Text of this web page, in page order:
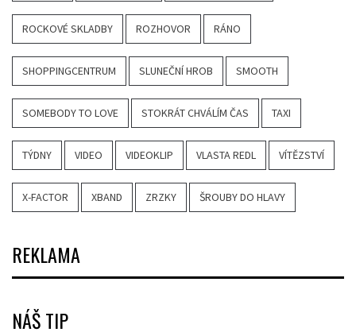
ROCKOVÉ SKLADBY ROZHOVOR RÁNO
SHOPPINGCENTRUM SLUNEČNÍ HROB SMOOTH
SOMEBODY TO LOVE STOKRÁT CHVÁLÍM ČAS TAXI
TÝDNY VIDEO VIDEOKLIP VLASTA REDL VÍTĚZSTVÍ
X-FACTOR XBAND ZRZKY ŠROUBY DO HLAVY
REKLAMA
NÁŠ TIP